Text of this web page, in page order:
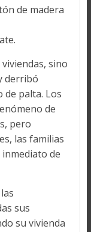
de madera
sino
derribó
palta. Los
de
pero
las familias
de
sus
su vivienda